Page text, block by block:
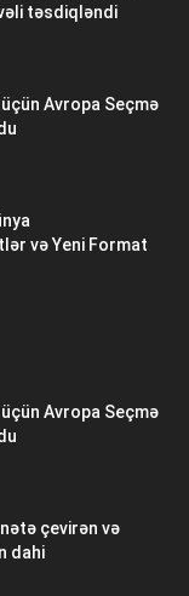
təsdiqləndi
Avropa Seçmə
və Yeni Format
Avropa Seçmə
çevirən və
dahi